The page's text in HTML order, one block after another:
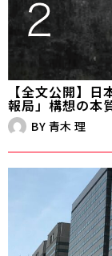
【全文公開】
報局」構想の本
BY 青木 理